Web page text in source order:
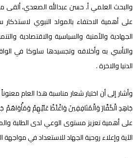
والبحث العلمي أ. حسن عبدالله الصعدي، ألقى
على أهمية الاحتفاء بالمولد النبوي
الجهادية والأمنية والسياسية والاقتصادية
والتأسي به وأخلاقه وتجسيدها سلوكا في
الدنيا والاخرة .
وأشار إلى أن اختيار شعار مناسبة هذا العام معنوناً
جَاهِدِ الْكُفَّارَ وَالْمُنَافِقِينَ وَاغْلُظْ عَلَيْهِمْ وَمَأْوَاهُمْ
على أهمية تعزيز مستوى الوعي لدى الطلبة
الآية وإعلاء روحية الجهاد للاستعداد في